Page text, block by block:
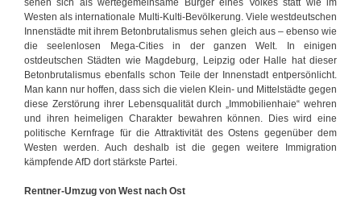
sehen sich als wertegemeinsame Bürger eines Volkes statt wie im
Westen als internationale Multi-Kulti-Bevölkerung. Viele westdeutschen
Innenstädte mit ihrem Betonbrutalismus sehen gleich aus – ebenso wie
die seelenlosen Mega-Cities in der ganzen Welt. In einigen
ostdeutschen Städten wie Magdeburg, Leipzig oder Halle hat dieser
Betonbrutalismus ebenfalls schon Teile der Innenstadt entpersönlicht.
Man kann nur hoffen, dass sich die vielen Klein- und Mittelstädte gegen
diese Zerstörung ihrer Lebensqualität durch „Immobilienhaie“ wehren
und ihren heimeligen Charakter bewahren können. Dies wird eine
politische Kernfrage für die Attraktivität des Ostens gegenüber dem
Westen werden. Auch deshalb ist die gegen weitere Immigration
kämpfende AfD dort stärkste Partei.
Rentner-Umzug von West nach Ost